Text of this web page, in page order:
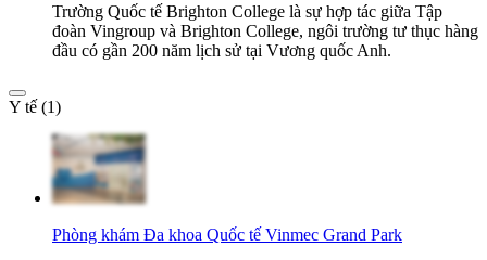
Trường Quốc tế Brighton College là sự hợp tác giữa Tập
đoàn Vingroup và Brighton College, ngôi trường tư thục hàng
đầu có gần 200 năm lịch sử tại Vương quốc Anh.
Y tế (1)
Phòng khám Đa khoa Quốc tế Vinmec Grand Park